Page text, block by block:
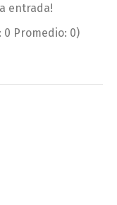
entrada!
0 Promedio: 0)